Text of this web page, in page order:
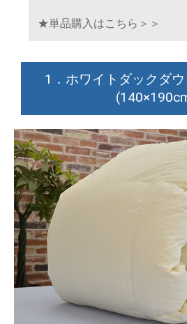
★単品購入はこちら＞＞
1．ホワイトダックダ